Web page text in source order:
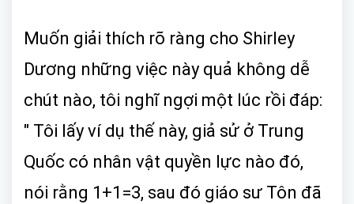
Muốn giải thích rõ ràng cho Shirley
Dương những việc này quả không dễ
chút nào, tôi nghĩ ngợi một lúc rồi đáp:
" Tôi lấy ví dụ thế này, giả sử ở Trung
Quốc có nhân vật quyền lực nào đó,
nói rằng 1+1=3, sau đó giáo sư Tôn đã